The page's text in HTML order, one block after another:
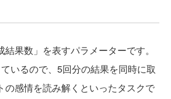
果数」を表すパラメーターです。
いるので、5回分の結果を同時に取
の感情を読み解くといったタスクで